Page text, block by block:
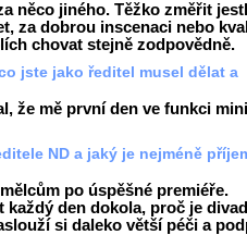
něco jiného. Těžko změřit
za dobrou inscenaci nebo
chovat stejně zodpovědně.
jste jako ředitel musel dělat a
že mě první den ve funkci
ND a jaký je nejméně
po úspěšné premiéře.
každý den dokola, proč je
si daleko větší péči a